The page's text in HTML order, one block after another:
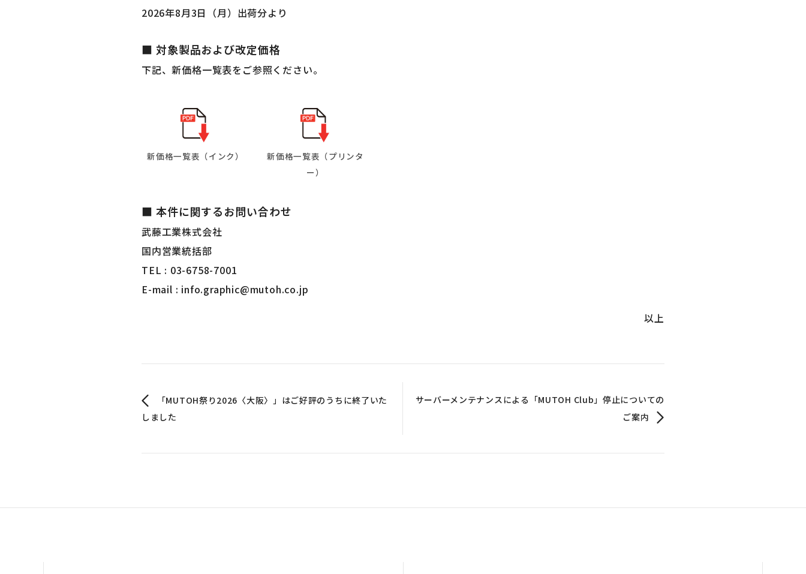
2026年8月3日（月）出荷分より
■ 対象製品および改定価格
下記、新価格一覧表をご参照ください。
新価格一覧表（インク）
新価格一覧表（プリンタ
ー）
■ 本件に関するお問い合わせ
武藤工業株式会社
国内営業統括部
TEL : 03-6758-7001
E-mail : info.graphic@mutoh.co.jp
以上
「MUTOH祭り2026〈大阪〉」はご好評のうちに終了いた
しました
サーバーメンテナンスによる「MUTOH Club」停止についての
ご案内